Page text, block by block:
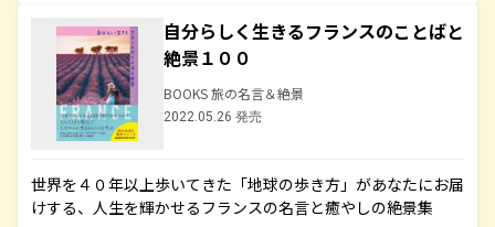
自分らしく生きるフランスのことばと
絶景１００
BOOKS 旅の名言＆絶景
2022.05.26 発売
世界を４０年以上歩いてきた「地球の歩き方」があなたにお届
けする、人生を輝かせるフランスの名言と癒やしの絶景集